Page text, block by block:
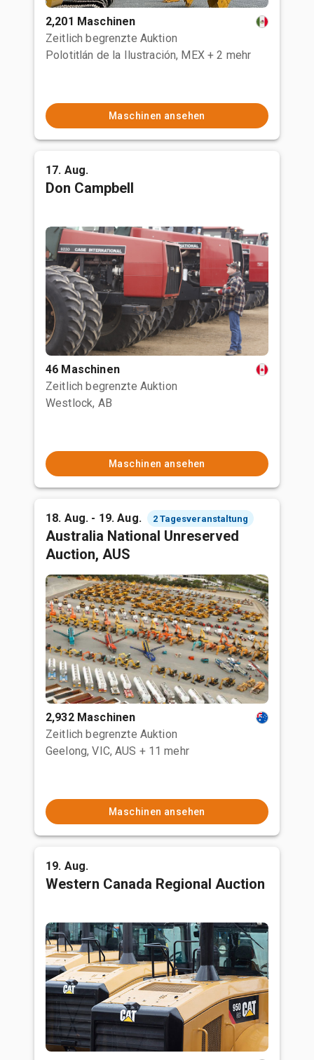
2,201 Maschinen
Zeitlich begrenzte Auktion
Polotitlán de la Ilustración, MEX + 2 mehr
Maschinen ansehen
17. Aug.
Don Campbell
46 Maschinen
Zeitlich begrenzte Auktion
Westlock, AB
Maschinen ansehen
18. Aug. - 19. Aug. 2 Tagesveranstaltung
Australia National Unreserved
Auction, AUS
2,932 Maschinen
Zeitlich begrenzte Auktion
Geelong, VIC, AUS + 11 mehr
Maschinen ansehen
19. Aug.
Western Canada Regional Auction